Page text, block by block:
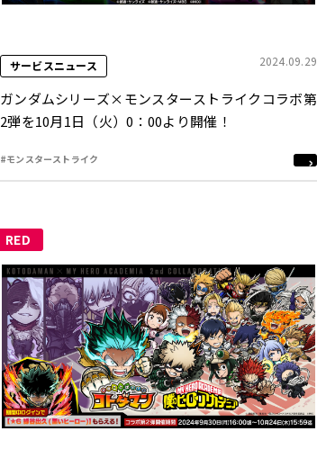
サービスニュース 2024.09.29
ガンダムシリーズ×モンスターストライクコラボ第
2弾を10月1日（火）0：00より開催！
#モンスターストライク
RED